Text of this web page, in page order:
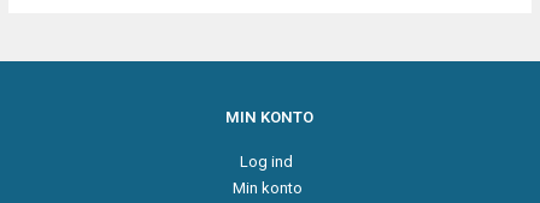
MIN KONTO
Log ind
Min konto